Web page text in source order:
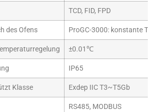
TCD, FID, FPD
des Ofens ProGC-3000: konstante
±0.01℃
IP65
Klasse Exdep IIC T3~T5Gb
RS485, MODBUS